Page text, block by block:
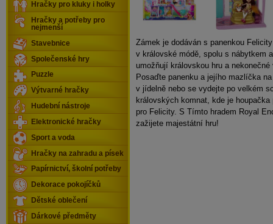
Zámek je dodáván s panenkou
v královské módě, spolu s nábytkem
umožňují královskou hru a
Posaďte panenku a jejího mazlíčka
v jídelně nebo se vydejte po velkém
královských komnat, kde je
pro Felicity. S Tímto hradem Royal
zažijete majestátní hru!
Hračky pro kluky i holky
Hračky a potřeby pro
nejmenší
Stavebnice
Společenské hry
Puzzle
Výtvarné hračky
Hudební nástroje
Elektronické hračky
Sport a voda
Hračky na zahradu a písek
Papírnictví, školní potřeby
Dekorace pokojíčků
Dětské oblečení
Dárkové předměty